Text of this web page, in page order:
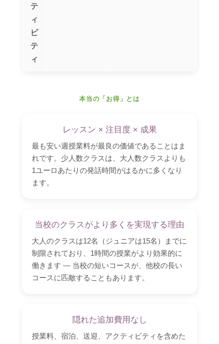
テ
ィ
ビ
テ
ィ
本当の「お得」とは
レッスン × 注目度 × 成果
最も安い週授業料が最良の価値であることはま
れです。少人数クラスは、大人数クラスよりも
1ユーロあたりの発話時間がはるかに多くなり
ます。
当校のクラスがより多くを実現する理由
大人のクラスは12名（ジュニアは15名）までに
制限されており、1時間の授業がより効果的に
働きます ― 当校の短いコースが、他校の長い
コースに匹敵することもあります。
隠れた追加費用なし
授業料、宿泊、送迎、アクティビティを含めた